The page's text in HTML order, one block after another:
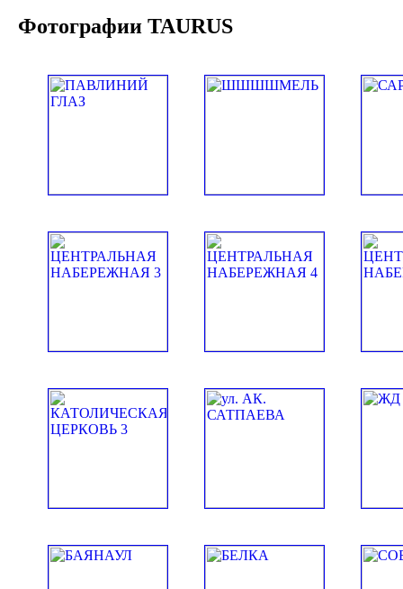
Фотографии TAURUS